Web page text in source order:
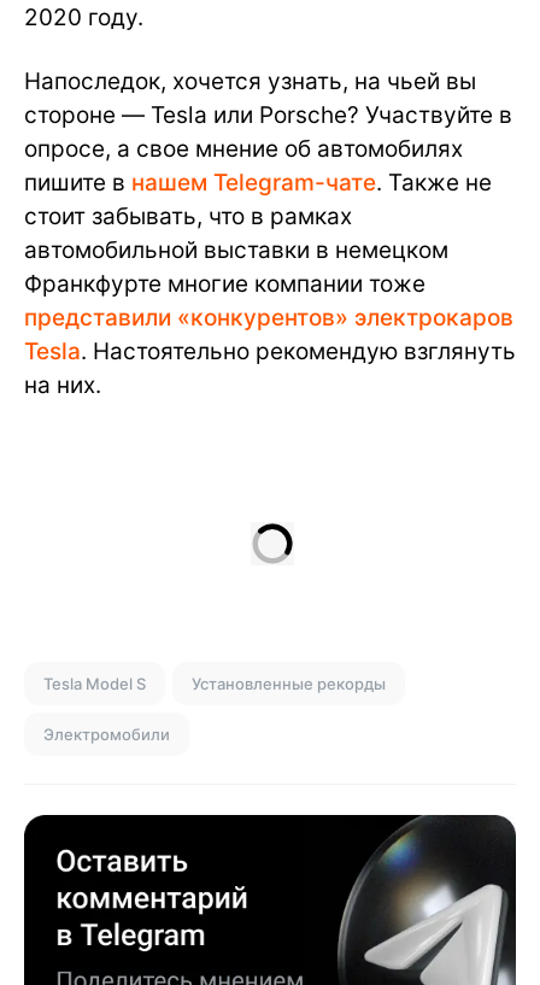
2020 году.
Напоследок, хочется узнать, на чьей вы
стороне — Tesla или Porsche? Участвуйте в
опросе, а свое мнение об автомобилях
пишите в нашем Telegram-чате. Также не
стоит забывать, что в рамках
автомобильной выставки в немецком
Франкфурте многие компании тоже
представили «конкурентов» электрокаров
Tesla. Настоятельно рекомендую взглянуть
на них.
Tesla Model S Установленные рекорды
Электромобили